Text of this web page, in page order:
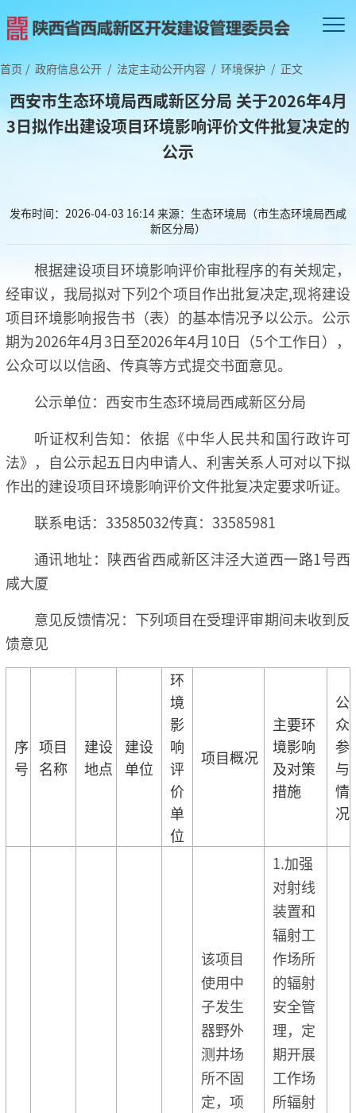
首页 / 政府信息公开 / 法定主动公开内容 / 环境保护 / 正文
西安市生态环境局西咸新区分局 关于2026年4月
3日拟作出建设项目环境影响评价文件批复决定的
公示
发布时间：2026-04-03 16:14来源：生态环境局（市生态环境局西咸
新区分局）
根据建设项目环境影响评价审批程序的有关规定，
经审议，我局拟对下列2个项目作出批复决定,现将建设
项目环境影响报告书（表）的基本情况予以公示。公示
期为2026年4月3日至2026年4月10日（5个工作日），
公众可以以信函、传真等方式提交书面意见。
公示单位：西安市生态环境局西咸新区分局
听证权利告知：依据《中华人民共和国行政许可
法》，自公示起五日内申请人、利害关系人可对以下拟
作出的建设项目环境影响评价文件批复决定要求听证。
联系电话：33585032传真：33585981
通讯地址：陕西省西咸新区沣泾大道西一路1号西
咸大厦
意见反馈情况：下列项目在受理评审期间未收到反
馈意见
序
号
项目
名称
建设
地点
建设
单位
环
境
影
响
评
价
单
位
项目概况
主要环
境影响
及对策
措施
公
众
参
与
情
况
该项目
使用中
子发生
器野外
测井场
所不固
定，项
1.加强
对射线
装置和
辐射工
作场所
的辐射
安全管
理，定
期开展
工作场
所辐射